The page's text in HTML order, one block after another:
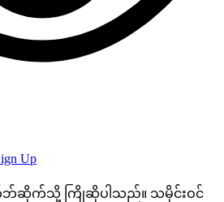
Up
ဘ်ဆိုက်သို့ ကြိုဆိုပါသည်။ သမိုင်းဝင်